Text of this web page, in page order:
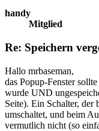
handy
Mitglied
Re: Speichern
Hallo mrbaseman,
das Popup-Fenster
wurde UND
Seite). Ein Schalter, der
umschaltet, und beim
vermutlich nicht (so